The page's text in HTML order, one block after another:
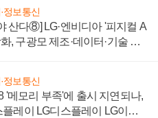
정보통신
산다⑧] LG·엔비디아 '피지컬 A
, 구광모 제조·데이터·기술 결
정보통신
'메모리 부족'에 출시 지연되나,
레이 LG디스플레이 LG이노